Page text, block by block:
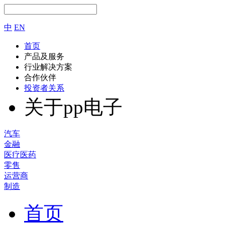
中 EN
首页
产品及服务
行业解决方案
合作伙伴
投资者关系
关于pp电子
汽车
金融
医疗医药
零售
运营商
制造
首页